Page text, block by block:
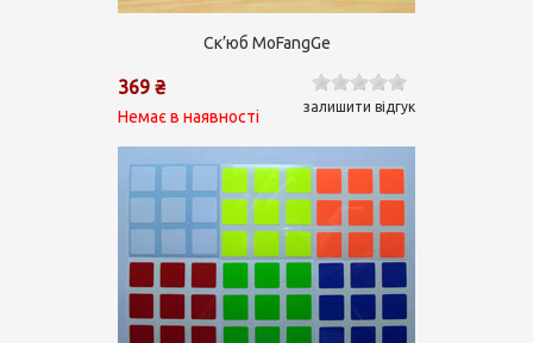
Ск’юб MoFangGe
369 ₴
Немає в наявності
залишити відгук